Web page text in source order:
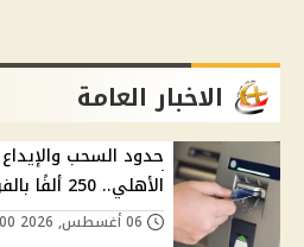
الاخبار العامة
الأهلي.. 250 ألفًا بالفروع و30 ألفًا يوميًا